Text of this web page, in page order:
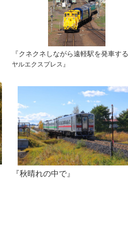
『クネクネしながら遠軽駅を発車する
ヤルエクスプレス』
『秋晴れの中で』